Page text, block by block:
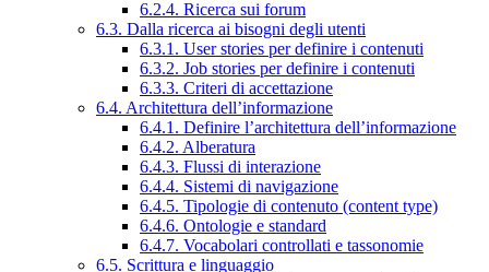
6.2.4. Ricerca sui forum
6.3. Dalla ricerca ai bisogni degli utenti
6.3.1. User stories per definire i contenuti
6.3.2. Job stories per definire i contenuti
6.3.3. Criteri di accettazione
6.4. Architettura dell’informazione
6.4.1. Definire l’architettura dell’informazione
6.4.2. Alberatura
6.4.3. Flussi di interazione
6.4.4. Sistemi di navigazione
6.4.5. Tipologie di contenuto (content type)
6.4.6. Ontologie e standard
6.4.7. Vocabolari controllati e tassonomie
6.5. Scrittura e linguaggio